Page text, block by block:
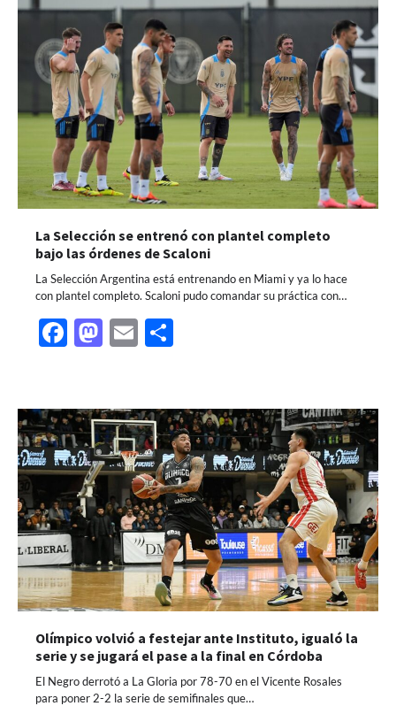
La Selección se entrenó con plantel completo
bajo las órdenes de Scaloni
La Selección Argentina está entrenando en Miami y ya lo hace
con plantel completo. Scaloni pudo comandar su práctica con…
Facebook
Mastodon
Email
Olímpico volvió a festejar ante Instituto, igualó la
serie y se jugará el pase a la final en Córdoba
El Negro derrotó a La Gloria por 78-70 en el Vicente Rosales
para poner 2-2 la serie de semifinales que…